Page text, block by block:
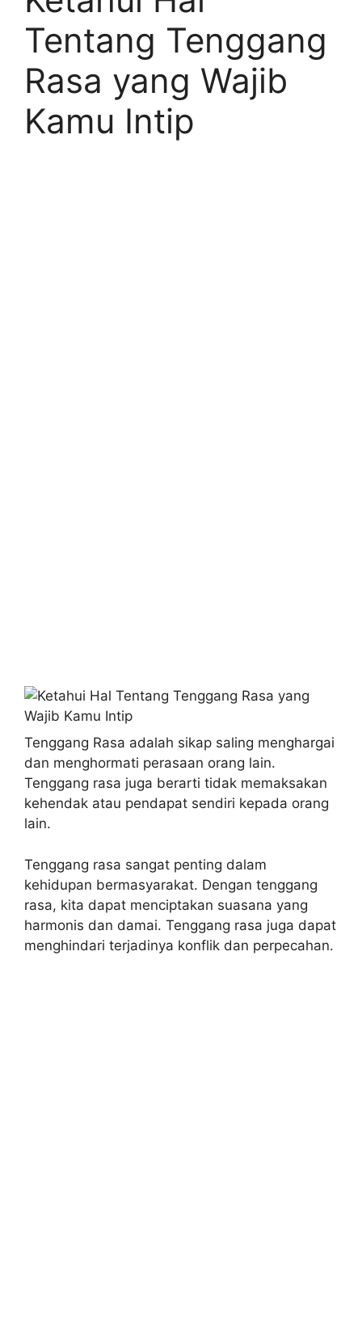
Tentang Tenggang
Rasa yang Wajib
Kamu Intip
Tenggang Rasa adalah sikap saling menghargai
dan menghormati perasaan orang lain.
Tenggang rasa juga berarti tidak memaksakan
kehendak atau pendapat sendiri kepada orang
lain.
Tenggang rasa sangat penting dalam
kehidupan bermasyarakat. Dengan tenggang
rasa, kita dapat menciptakan suasana yang
harmonis dan damai. Tenggang rasa juga dapat
menghindari terjadinya konflik dan perpecahan.